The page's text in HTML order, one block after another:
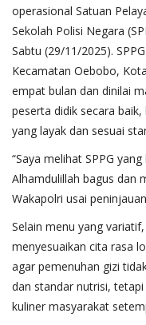
operasional Satuan
Sekolah Polisi Negara
Sabtu (29/11/2025).
Kecamatan Oebobo,
empat bulan dan dinilai
peserta didik secara
yang layak dan sesuai
“Saya melihat SPPG
Alhamdulillah bagus dan
Wakapolri usai
Selain menu yang
menyesuaikan cita rasa
agar pemenuhan gizi
dan standar nutrisi,
kuliner masyarakat